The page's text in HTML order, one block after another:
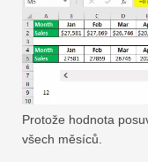
Protože hodnota
všech měsíců.